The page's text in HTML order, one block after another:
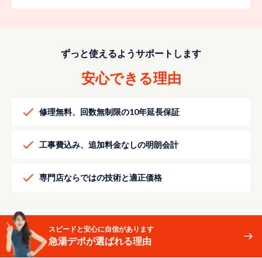
ずっと使えるようサポートします
安心できる理由
修理無料、回数無制限の10年延長保証
工事費込み、追加料金なしの明朗会計
専門店ならではの技術と適正価格
スピードと安心に自信があります
急湯デポが選ばれる理由